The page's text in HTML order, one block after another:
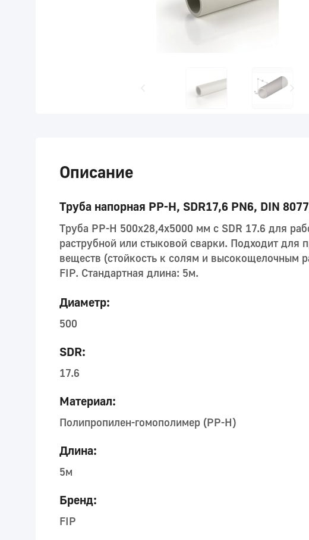
Описание
Труба напорная PP-H, SDR17,6 PN6, DIN
Труба PP-H 500x28,4x5000 мм с SDR 17.6 для
раструбной или стыковой сварки. Подходит для
веществ (стойкость к солям и высокощелочным
FIP. Стандартная длина: 5м.
Диаметр:
500
SDR:
17.6
Материал:
Полипропилен-гомополимер (PP-H)
Длина:
5м
Бренд:
FIP